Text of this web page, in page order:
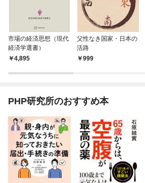
市場の経済思想（現代
経済学選書）
4,895
父性なき国家・日本の
活路
999
PHP研究所のおすすめ本